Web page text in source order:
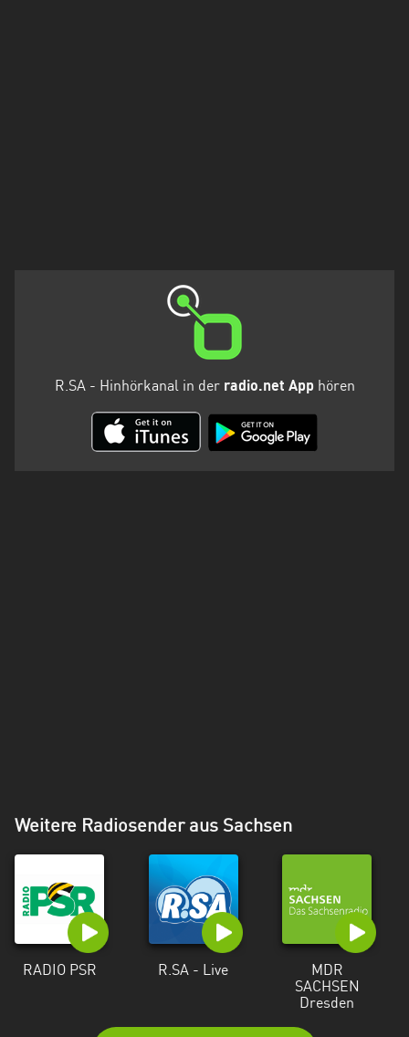
R.SA - Hinhörkanal in der radio.net Apphören
Weitere Radiosender aus Sachsen
RADIO PSR R.SA - Live
MDR
SACHSEN
Dresden